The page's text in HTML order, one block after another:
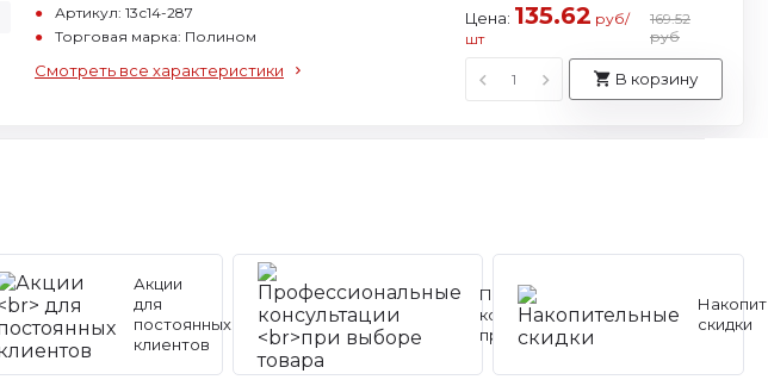
Артикул: 13с14-287
Торговая марка: Полином
Смотреть все характеристики
Цена: 135.62 руб/
шт
169.52
руб
В корзину
Акции
для
постоянных
клиентов
Профессиональные
консультации
при выборе товара
скидки